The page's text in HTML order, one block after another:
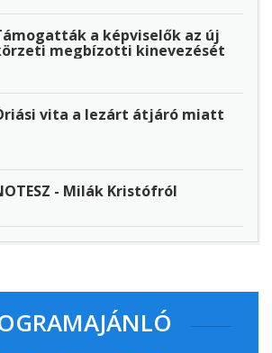
a képviselők az új
megbízotti kinevezését
vita a lezárt átjáró miatt
- Milák Kristófról